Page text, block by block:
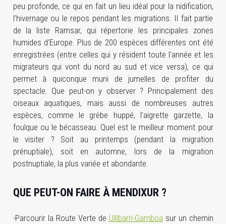
peu profonde, ce qui en fait un lieu idéal pour la nidification,
l’hivernage ou le repos pendant les migrations. Il fait partie
de la liste Ramsar, qui répertorie les principales zones
humides d’Europe. Plus de 200 espèces différentes ont été
enregistrées (entre celles qui y résident toute l’année et les
migrateurs qui vont du nord au sud et vice versa), ce qui
permet à quiconque muni de jumelles de profiter du
spectacle. Que peut-on y observer ? Principalement des
oiseaux aquatiques, mais aussi de nombreuses autres
espèces, comme le grèbe huppé, l’aigrette garzette, la
foulque ou le bécasseau. Quel est le meilleur moment pour
le visiter ? Soit au printemps (pendant la migration
prénuptiale), soit en automne, lors de la migration
postnuptiale, la plus variée et abondante.
QUE PEUT-ON FAIRE À MENDIXUR ?
-Parcourir la Route Verte de Ullíbarri-Gamboa sur un chemin